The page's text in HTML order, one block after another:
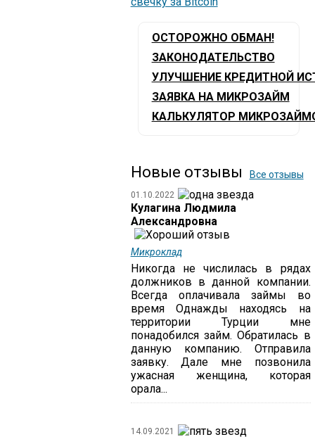
ОСТОРОЖНО ОБМАН!
ЗАКОНОДАТЕЛЬСТВО
УЛУЧШЕНИЕ КРЕДИТНОЙ
ЗАЯВКА НА МИКРОЗАЙМ
КАЛЬКУЛЯТОР
Новые отзывы Все отзывы
01.10.2022
Кулагина Людмила
Александровна
Микроклад
Никогда не числилась в рядах
должников в данной компании.
Всегда оплачивала займы во
время Однажды находясь на
территории Турции мне
понадобился займ. Обратилась в
данную компанию. Отправила
заявку. Дале мне позвонила
ужасная женщина, которая
орала...
14.09.2021